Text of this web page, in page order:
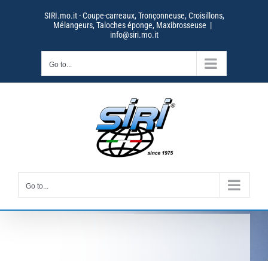
SIRI.mo.it - Coupe-carreaux, Tronçonneuse, Croisillons,
Mélangeurs, Taloches éponge, Maxibrosseuse |
info@siri.mo.it
Go to...
Go to...